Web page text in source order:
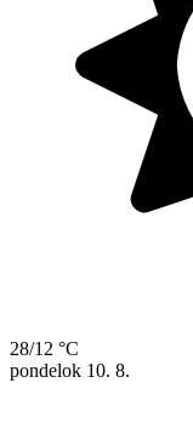
28/12 °C
pondelok 10. 8.